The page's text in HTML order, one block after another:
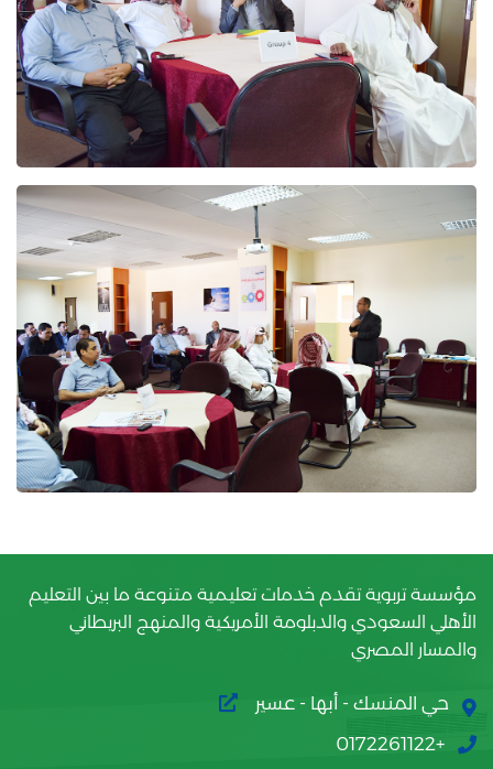
مؤسسة تربوية تقدم خدمات تعليمية متنوعة ما بين التعليم
الأهلي السعودي والدبلومة الأمريكية والمنهج البريطاني
والمسار المصري
حي المنسك - أبها - عسير
+0172261122